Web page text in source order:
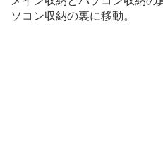
ソコン収納の裏に移動。